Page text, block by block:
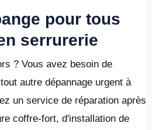
pour tous
serrurerie
? Vous avez besoin de
autre dépannage urgent à
un service de réparation après
coffre-fort, d'installation de